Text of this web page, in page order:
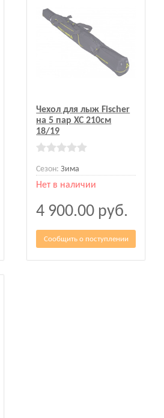
Чехол для лыж Fischer
на 5 пар XC 210см
18/19
Сезон: Зима
Нет в наличии
4 900.00 руб.
Сообщить о поступлении